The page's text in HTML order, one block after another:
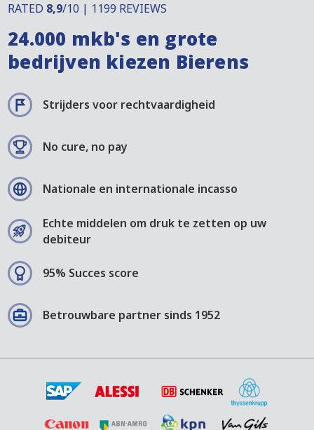
RATED 8,9/10 | 1199 REVIEWS
24.000 mkb's en grote
bedrijven kiezen Bierens
Strijders voor rechtvaardigheid
No cure, no pay
Nationale en internationale incasso
Echte middelen om druk te zetten op uw
debiteur
95% Succes score
Betrouwbare partner sinds 1952